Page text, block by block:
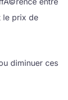
le prix de
diminuer ces